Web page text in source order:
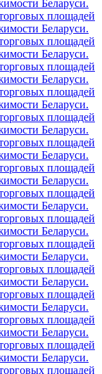
Беларуси.
площадей
Беларуси.
площадей
Беларуси.
площадей
Беларуси.
площадей
Беларуси.
площадей
Беларуси.
площадей
Беларуси.
площадей
Беларуси.
площадей
Беларуси.
площадей
Беларуси.
площадей
Беларуси.
площадей
Беларуси.
площадей
Беларуси.
площадей
Беларуси.
площадей
Беларуси.
площадей